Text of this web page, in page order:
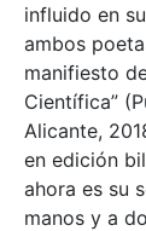
influido en
ambos
manifiesto
Científica”
Alicante,
en edición
ahora es su
manos y a